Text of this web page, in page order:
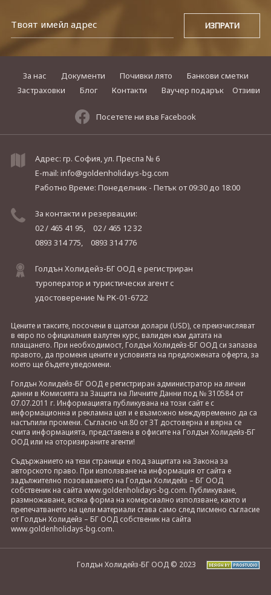
За нас Документи Почивки лято
Банкови сметки
Застраховки
Блог Контакти Ваучер подарък Отзиви
Посетете ни във Facebook
Адрес: гр. София, ул. Преспа № 6
E-mail: info@goldenholidays-bg.com
Работно Време: Понеделник - Петъкот 09:30 до 18:00
За контакти и резервации:
02 / 465 41 95,
02 / 465 12 32
0893 314 775,
0893 314 776
Голдън Холидейз-БГ ООД е регистриран
туроператор и туристически агент с
удостоверение № РК-01-6722
Цените и таксите, посочени в щатски долари (USD), се преизчисляват
в евро по официалния валутен курс, валиден към датата на
плащането. При необходимост, Голдън Холидейз-БГ ООД си запазва
правото, да променя цените и условията на предложената оферта, за
което ще бъдете уведомени.
Голдън Холидейз-БГ ООД е регистриран администратор на лични
данни в Комисията за Защита на Личните Данни под № 310584 от
07.07.2011 г. Информацията публикувана на този сайт е с
информационна и рекламна цел и е възможно междувременно да са
настъпили промени. Съгласно чл.80 от ЗТ достоверна и вярна се
счита информацията, представена в офисите на Голдън Холидейз-БГ
ООД или на оторизираните агенти!
Съдържанието на тези страници е под защитата на Закона за
авторското право. При използване на информация от сайта е
задължително позоваването на Голдън Холидейз – БГ ООД
собственик на сайта www.goldenholidays-bg.com. Публикуване,
размножаване, всяка форма на комерсиално използване, както и
препечатването на цели материали става само след писмено съгласие
от Голдън Холидейз – БГ ООД собственик на сайта
www.goldenholidays-bg.com.
Голдън Холидейз-БГ ООД © 2023